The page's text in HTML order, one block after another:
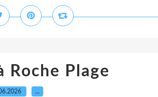
Roche Plage
…